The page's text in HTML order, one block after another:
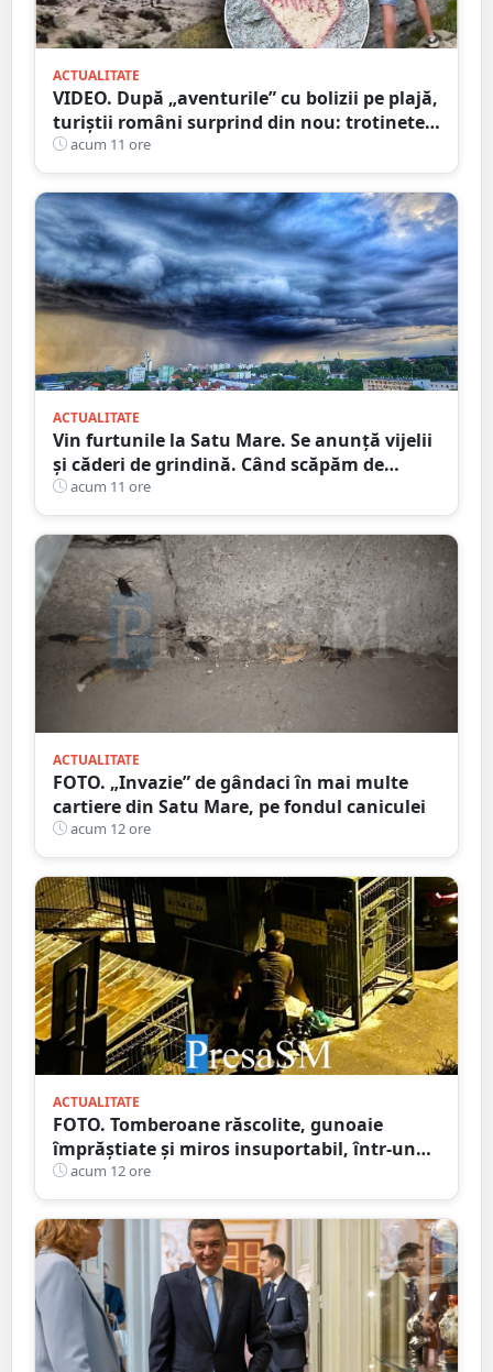
ACTUALITATE
VIDEO. După „aventurile” cu bolizii pe plajă,
turiștii români surprind din nou: trotinete
pe Bucegi și declarații de dragoste pe stânci
acum 11 ore
ACTUALITATE
Vin furtunile la Satu Mare. Se anunță vijelii
și căderi de grindină. Când scăpăm de
caniculă
acum 11 ore
ACTUALITATE
FOTO. „Invazie” de gândaci în mai multe
cartiere din Satu Mare, pe fondul caniculei
acum 12 ore
ACTUALITATE
FOTO. Tomberoane răscolite, gunoaie
împrăștiate și miros insuportabil, într-un
cartier al Sătmarului
acum 12 ore